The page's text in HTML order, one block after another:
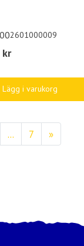
2601000009
kr
Lägg i varukorg
... 7 »